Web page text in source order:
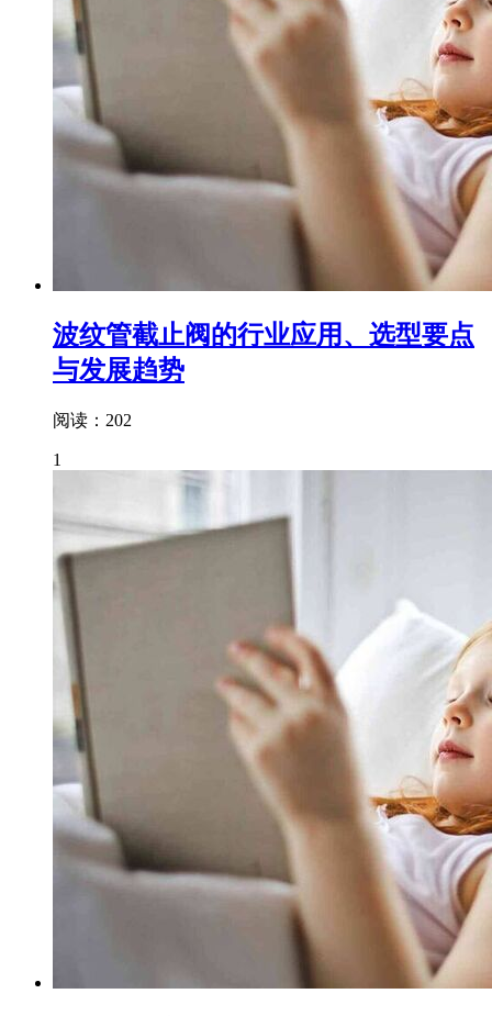
波纹管截止阀的行业应用、选型要点
与发展趋势
阅读：202
1